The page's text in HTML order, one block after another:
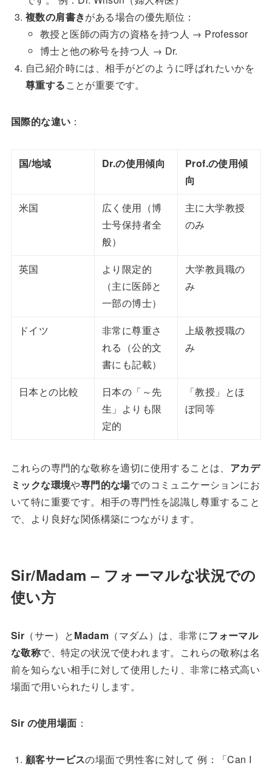
複数の肩書きがある場合の優先順位：
教授と医師の両方の資格を持つ人 → Professor
博士と他の称号を持つ人 → Dr.
自己紹介時には、相手がどのように呼ばれたいかを
尊重することが重要です。
国際的な違い ：
国/地域 Dr.の使用傾向
Prof.の使用傾
向
米国
広く使用（博
士号保持者全
般）
主に大学教授
のみ
英国
より限定的
（主に医師と
一部の博士）
大学教員職の
み
ドイツ
非常に尊重さ
れる（公的文
書にも記載）
上級教授職の
み
日本との比較
日本の「～先
生」よりも限
定的
「教授」とほ
ぼ同等
これらの専門的な敬称を適切に使用することは、 アカデ
ミックな環境や専門的な場でのコミュニケーションにお
いて特に重要です。相手の専門性を認識し尊重すること
で、より良好な関係構築につながります。
Sir/Madam – フォーマルな状況での
使い方
Sir （サー）とMadam （マダム）は、非常にフォーマル
な敬称で、特定の状況で使われます。これらの敬称は名
前を知らない相手に対して使用したり、非常に格式高い
場面で用いられたりします。
Sir の使用場面 ：
顧客サービスの場面で男性客に対して 例：「Can I